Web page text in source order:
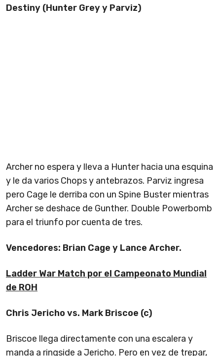
Destiny (Hunter Grey y Parviz)
Archer no espera y lleva a Hunter hacia una esquina
y le da varios Chops y antebrazos. Parviz ingresa
pero Cage le derriba con un Spine Buster mientras
Archer se deshace de Gunther. Double Powerbomb
para el triunfo por cuenta de tres.
Vencedores: Brian Cage y Lance Archer.
Ladder War Match por el Campeonato Mundial
de ROH
Chris Jericho vs. Mark Briscoe (c)
Briscoe llega directamente con una escalera y
manda a ringside a Jericho. Pero en vez de trepar,